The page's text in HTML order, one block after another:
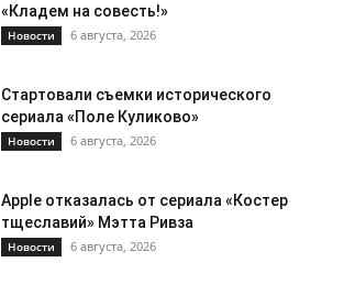
«Кладем на совесть!»
Новости 6 августа, 2026
Стартовали съемки исторического
сериала «Поле Куликово»
Новости 6 августа, 2026
Apple отказалась от сериала «Костер
тщеславий» Мэтта Ривза
Новости 6 августа, 2026